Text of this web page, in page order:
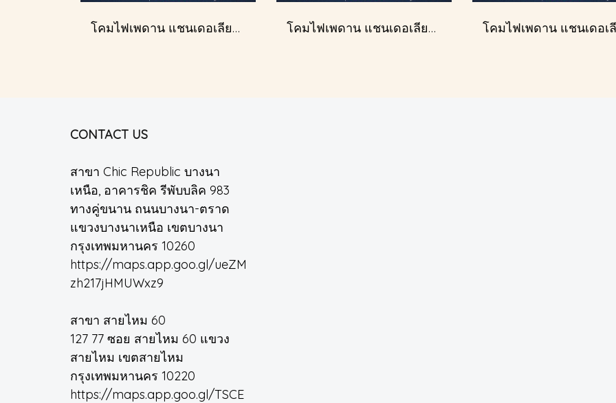
โคมไฟเพดาน แชนเดอเลียร์ รุ่น 1227 โคมไฟเพดาน แชนเดอเลียร์ รุ่น 183586
CONTACT US
สาขา Chic Republic บางนา
เหนือ, อาคารชิค รีพับบลิค 983
ทางคู่ขนาน ถนนบางนา-ตราด
แขวงบางนาเหนือ เขตบางนา
กรุงเทพมหานคร 10260
https://maps.app.goo.gl/ueZM
zh217jHMUWxz9
สาขา สายไหม 60
127 77 ซอย สายไหม 60 แขวง
สายไหม เขตสายไหม
กรุงเทพมหานคร 10220
https://maps.app.goo.gl/TSCE